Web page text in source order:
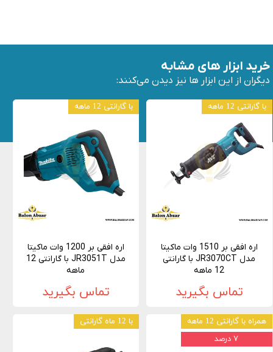
اره افقی بر 1510 وات ماکیتا
مدل JR3070CT با گارانتی
12 ماهه
تماس بگیرید
با گارانتی 12 ماهه
اره افقی بر 1200 وات ماکیتا
مدل JR3051T با گارانتی 12
ماهه
تماس بگیرید
با گارانتی 12 ماهه
همراه با گارانتی 12 ماهه
۷ درصد
با 12 ماه گارانتی
خرید ابزار های مشابه
دیگران از این ابزار ها نیز دیدن می‌کنند: